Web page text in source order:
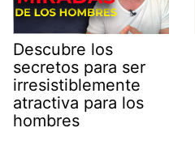
Descubre los
secretos para ser
irresistiblemente
atractiva para los
hombres